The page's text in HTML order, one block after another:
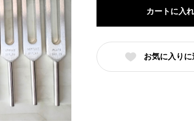
ー
カートに入
お気に入りに